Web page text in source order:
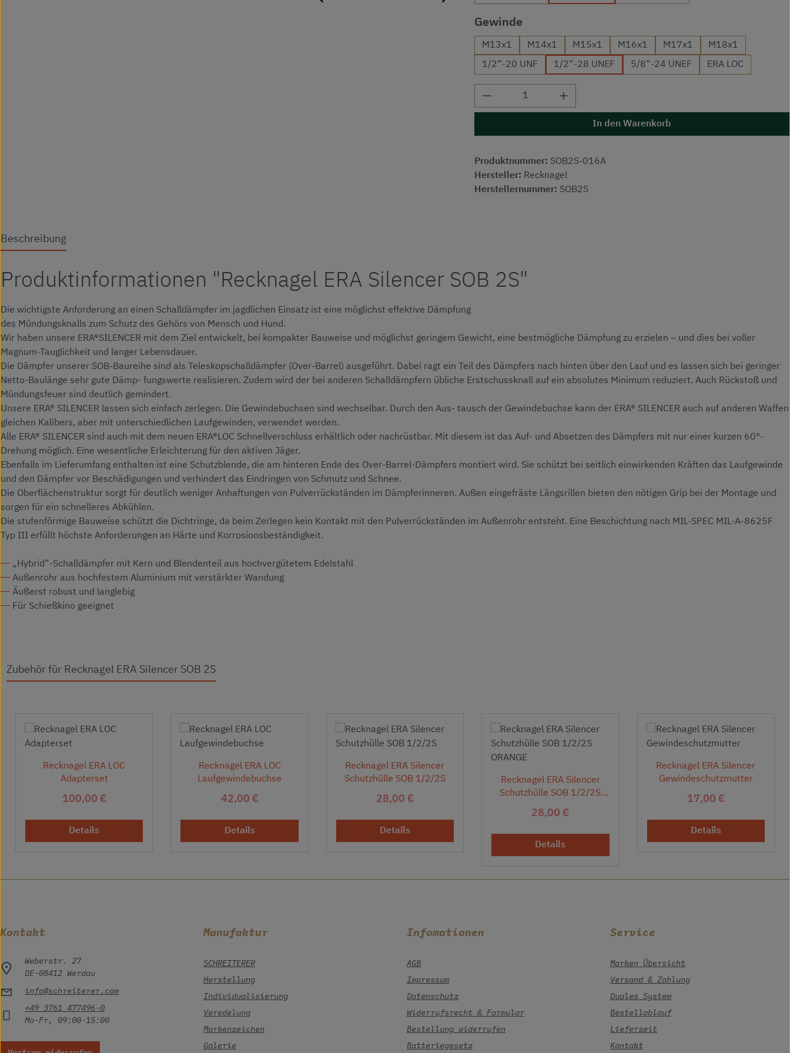
Gewindeauswählen
M13x1 M14x1 M15x1 M16x1 M17x1 M18x1
1/2“-20 UNF 1/2“-28 UNEF 5/8“-24 UNEF ERA LOC
Produkt Anzahl: Gib den gewünschten Wert ein
In den Warenkorb
Produktnummer: SOB2S-016A
Hersteller: Recknagel
Herstellernummer: SOB2S
Beschreibung
Produktinformationen "Recknagel ERA Silencer SOB 2S"
Die wichtigste Anforderung an einen Schalldämpfer im jagdlichen Einsatz ist eine möglichst effektive Dämpfung
des Mündungsknalls zum Schutz des Gehörs von Mensch und Hund.
Wir haben unsere ERA®SILENCER mit dem Ziel entwickelt, bei kompakter Bauweise und möglichst geringem Gewicht, eine bestmögliche Dämpfung zu erzielen – und dies bei voller
Magnum-Tauglichkeit und langer Lebensdauer.
Die Dämpfer unserer SOB-Baureihe sind als Teleskopschalldämpfer (Over-Barrel) ausgeführt. Dabei ragt ein Teil des Dämpfers nach hinten über den Lauf und es lassen sich bei geringer
Netto-Baulänge sehr gute Dämp- fungswerte realisieren. Zudem wird der bei anderen Schalldämpfern übliche Erstschussknall auf ein absolutes Minimum reduziert. Auch Rückstoß und
Mündungsfeuer sind deutlich gemindert.
Unsere ERA® SILENCER lassen sich einfach zerlegen. Die Gewindebuchsen sind wechselbar. Durch den Aus- tausch der Gewindebuchse kann der ERA® SILENCER auch auf anderen Waffen
gleichen Kalibers, aber mit unterschiedlichen Laufgewinden, verwendet werden.
Alle ERA® SILENCER sind auch mit dem neuen ERA®LOC Schnellverschluss erhältlich oder nachrüstbar. Mit diesem ist das Auf- und Absetzen des Dämpfers mit nur einer kurzen 60°-
Drehung möglich. Eine wesentliche Erleichterung für den aktiven Jäger.
Ebenfalls im Lieferumfang enthalten ist eine Schutzblende, die am hinteren Ende des Over-Barrel-Dämpfers montiert wird. Sie schützt bei seitlich einwirkenden Kräften das Laufgewinde
und den Dämpfer vor Beschädigungen und verhindert das Eindringen von Schmutz und Schnee.
Die Oberflächenstruktur sorgt für deutlich weniger Anhaftungen von Pulverrückständen im Dämpferinneren. Außen eingefräste Längsrillen bieten den nötigen Grip bei der Montage und
sorgen für ein schnelleres Abkühlen.
Die stufenförmige Bauweise schützt die Dichtringe, da beim Zerlegen kein Kontakt mit den Pulverrückständen im Außenrohr entsteht. Eine Beschichtung nach MIL-SPEC MIL-A-8625F
Typ III erfüllt höchste Anforderungen an Härte und Korrosionsbeständigkeit.
„Hybrid“-Schalldämpfer mit Kern und Blendenteil aus hochvergütetem Edelstahl
Außenrohr aus hochfestem Aluminium mit verstärkter Wandung
Äußerst robust und langlebig
Für Schießkino geeignet
Zubehör für Recknagel ERA Silencer SOB 2S
Recknagel ERA LOC
Adapterset
Regulärer Preis:
100,00 €
Details
Recknagel ERA LOC
Laufgewindebuchse
Regulärer Preis:
42,00 €
Details
Recknagel ERA Silencer
Schutzhülle SOB 1/2/2S
Regulärer Preis:
28,00 €
Details
Recknagel ERA Silencer
Schutzhülle SOB 1/2/2S
Regulärer Preis:
28,00 €
Details
Recknagel ERA Silencer
Gewindeschutzmutter
Regulärer Preis:
17,00 €
Details
Kontakt
Weberstr. 27
DE-08412 Werdau
info@schreiterer.com
+49 3761 477496-0
Mo-Fr, 09:00-15:00
Manufaktur
SCHREITERER
Herstellung
Individualisierung
Veredelung
Markenzeichen
Galerie
Infomationen
AGB
Impressum
Datenschutz
Widerrufsrecht & Formular
Bestellung widerrufen
Batteriegesetz
Service
Marken Übersicht
Versand & Zahlung
Duales System
Bestellablauf
Lieferzeit
Kontakt